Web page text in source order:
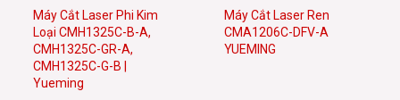
Máy Cắt Laser Phi Kim
Loại CMH1325C-B-A,
CMH1325C-GR-A,
CMH1325C-G-B |
Yueming
Máy Cắt Laser Ren
CMA1206C-DFV-A
YUEMING